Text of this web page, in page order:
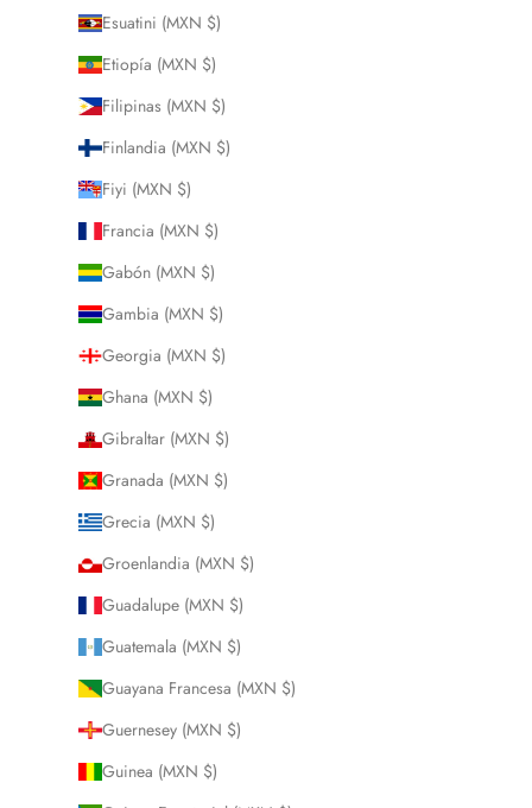
Esuatini (MXN $)
Etiopía (MXN $)
Filipinas (MXN $)
Finlandia (MXN $)
Fiyi (MXN $)
Francia (MXN $)
Gabón (MXN $)
Gambia (MXN $)
Georgia (MXN $)
Ghana (MXN $)
Gibraltar (MXN $)
Granada (MXN $)
Grecia (MXN $)
Groenlandia (MXN $)
Guadalupe (MXN $)
Guatemala (MXN $)
Guayana Francesa (MXN $)
Guernesey (MXN $)
Guinea (MXN $)